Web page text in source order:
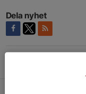
Dela nyhet
Snart dags för